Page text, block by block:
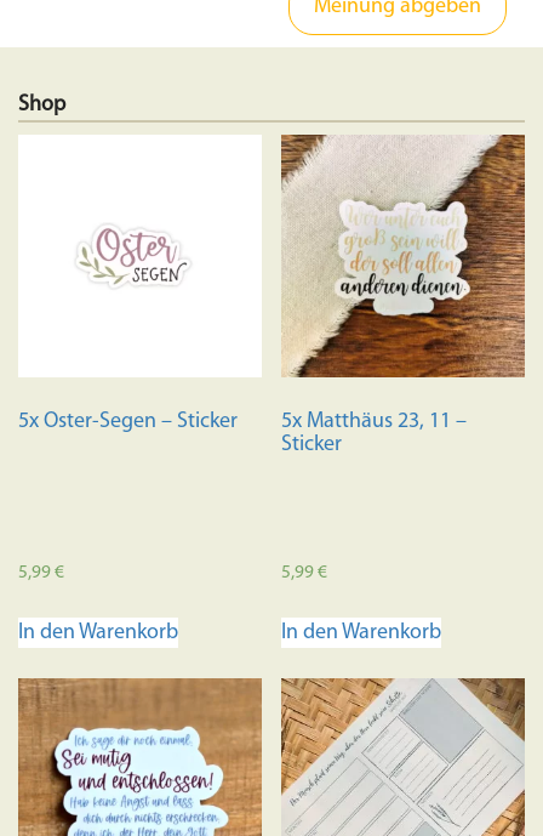
Shop
5x Oster-Segen – Sticker
5,99€
In den Warenkorb
5x Matthäus 23, 11 –
Sticker
5,99€
In den Warenkorb